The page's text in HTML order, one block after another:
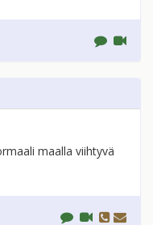
maalla viihtyvä